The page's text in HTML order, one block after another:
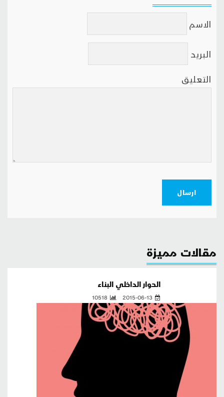
الاسم
البريد
التعليق
ارسال
مقالات مميزة
الحوار الداخلي البناء
2015-06-13
10518